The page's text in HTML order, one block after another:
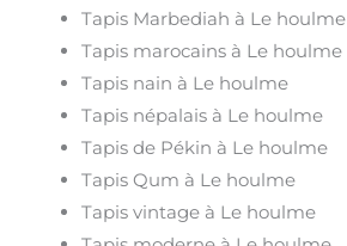
Tapis Marbediah à Le houlme
Tapis marocains à Le houlme
Tapis nain à Le houlme
Tapis népalais à Le houlme
Tapis de Pékin à Le houlme
Tapis Qum à Le houlme
Tapis vintage à Le houlme